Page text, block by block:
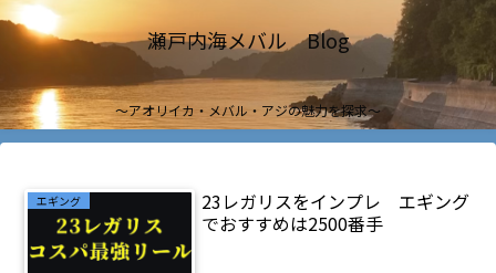
瀬戸内海メバル Blog
～アオリイカ・メバル・アジの魅力を探求～
エギング
23レガリスをインプレ エギング
でおすすめは2500番手